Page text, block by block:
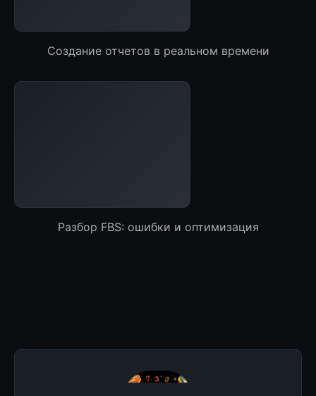
Создание отчетов в реальном времени
Разбор FBS: ошибки и оптимизация